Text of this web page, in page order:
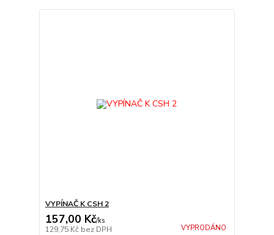
VYPÍNAČ K CSH 2
157,00 Kč/ks
129,75 Kč bez DPH VYPRODÁNO